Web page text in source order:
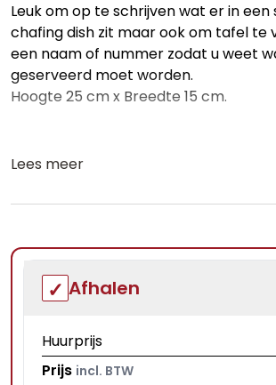
Leuk om op te schrijven wat er in een
chafing dish zit maar ook om tafel te
een naam of nummer zodat u weet
geserveerd moet worden.
Hoogte 25 cm x Breedte 15 cm.
Lees meer
Afhalen
Huurprijs
Prijs incl. BTW